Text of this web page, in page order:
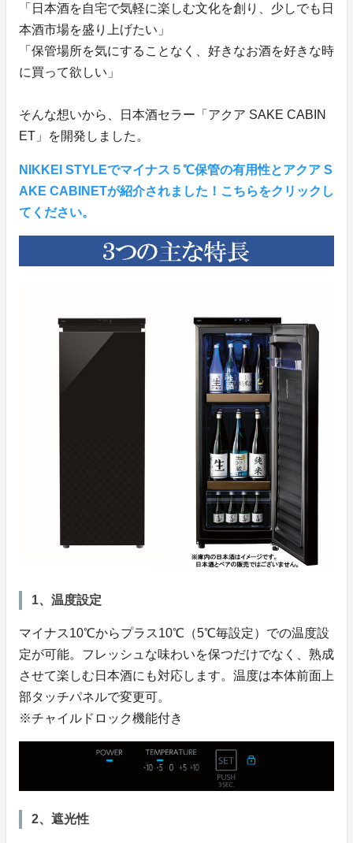
「日本酒を自宅で気軽に楽しむ文化を創り、少しでも日
本酒市場を盛り上げたい」
「保管場所を気にすることなく、好きなお酒を好きな時
に買って欲しい」
そんな想いから、日本酒セラー「アクア SAKE CABIN
ET」を開発しました。
NIKKEI STYLEでマイナス５℃保管の有用性とアクア S
AKE CABINETが紹介されました！こちらをクリックし
てください。
1、温度設定
マイナス10℃からプラス10℃（5℃毎設定）での温度設
定が可能。フレッシュな味わいを保つだけでなく、熟成
させて楽しむ日本酒にも対応します。温度は本体前面上
部タッチパネルで変更可。
※チャイルドロック機能付き
2、遮光性